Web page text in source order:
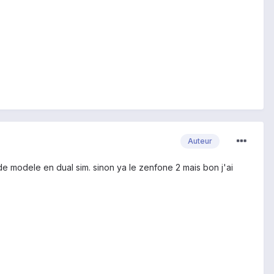
Auteur
en dual sim. sinon ya le zenfone 2 mais bon j'ai